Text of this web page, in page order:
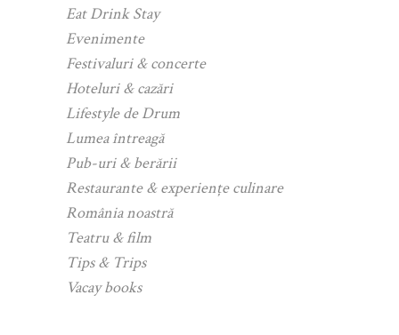
Eat Drink Stay
Evenimente
Festivaluri & concerte
Hoteluri & cazări
Lifestyle de Drum
Lumea întreagă
Pub-uri & berării
Restaurante & experiențe culinare
România noastră
Teatru & film
Tips & Trips
Vacay books